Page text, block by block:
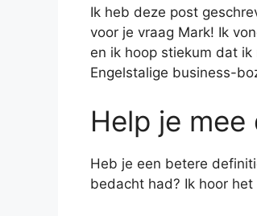
Ik heb deze post
voor je vraag Mark! Ik
en ik hoop stiekum dat
Engelstalige business-
Help je
Heb je een betere
bedacht had? Ik hoor